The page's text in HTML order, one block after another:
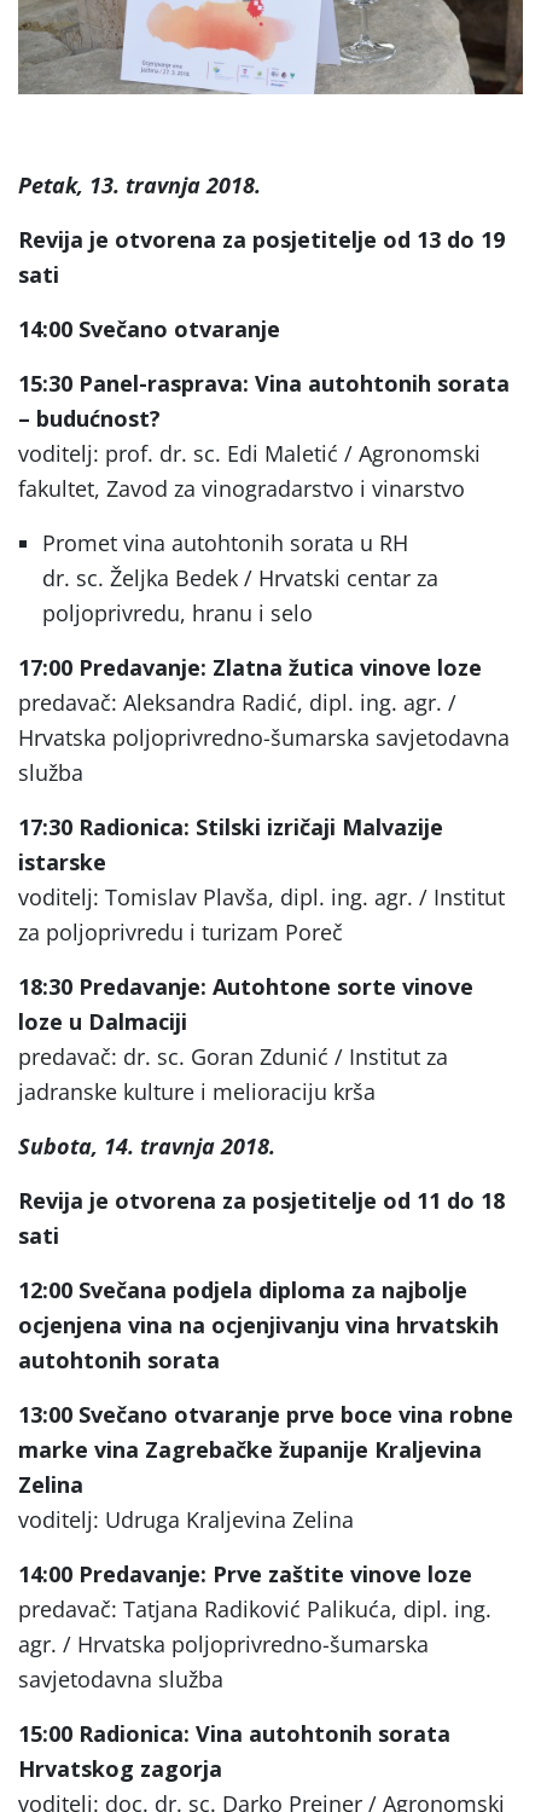
Petak, 13. travnja 2018.
Revija je otvorena za posjetitelje od 13 do 19
sati
14:00 Svečano otvaranje
15:30 Panel-rasprava: Vina autohtonih sorata
– budućnost?
voditelj: prof. dr. sc. Edi Maletić / Agronomski
fakultet, Zavod za vinogradarstvo i vinarstvo
Promet vina autohtonih sorata u RH
dr. sc. Željka Bedek / Hrvatski centar za
poljoprivredu, hranu i selo
17:00 Predavanje: Zlatna žutica vinove loze
predavač: Aleksandra Radić, dipl. ing. agr. /
Hrvatska poljoprivredno-šumarska savjetodavna
služba
17:30 Radionica: Stilski izričaji Malvazije
istarske
voditelj: Tomislav Plavša, dipl. ing. agr. / Institut
za poljoprivredu i turizam Poreč
18:30 Predavanje: Autohtone sorte vinove
loze u Dalmaciji
predavač: dr. sc. Goran Zdunić / Institut za
jadranske kulture i melioraciju krša
Subota, 14. travnja 2018.
Revija je otvorena za posjetitelje od 11 do 18
sati
12:00 Svečana podjela diploma za najbolje
ocjenjena vina na ocjenjivanju vina hrvatskih
autohtonih sorata
13:00 Svečano otvaranje prve boce vina robne
marke vina Zagrebačke županije Kraljevina
Zelina
voditelj: Udruga Kraljevina Zelina
14:00 Predavanje: Prve zaštite vinove loze
predavač: Tatjana Radiković Palikuća, dipl. ing.
agr. / Hrvatska poljoprivredno-šumarska
savjetodavna služba
15:00 Radionica: Vina autohtonih sorata
Hrvatskog zagorja
voditelj: doc. dr. sc. Darko Preiner / Agronomski